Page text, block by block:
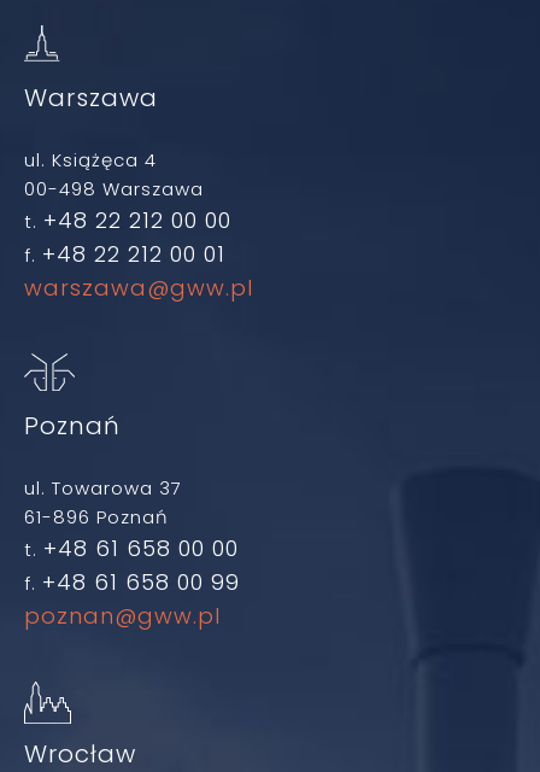
Warszawa
ul. Książęca 4
00-498 Warszawa
t. +48 22 212 00 00
f. +48 22 212 00 01
warszawa@gww.pl
Poznań
ul. Towarowa 37
61-896 Poznań
t. +48 61 658 00 00
f. +48 61 658 00 99
poznan@gww.pl
Wrocław